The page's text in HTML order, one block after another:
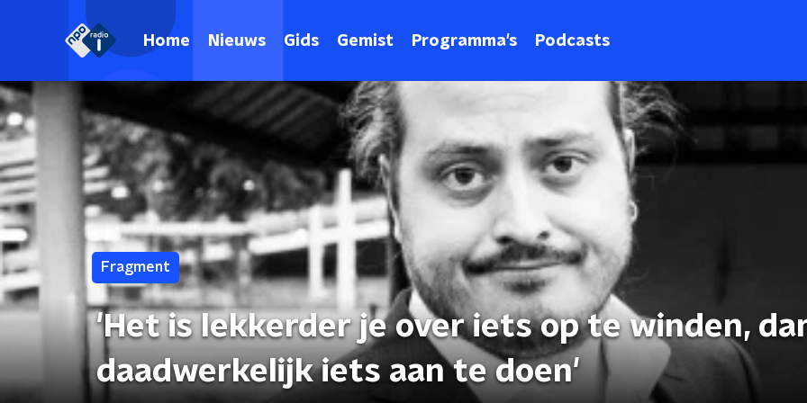
Home Nieuws Gids Gemist Programma's Podcasts
Fragment
'Het is lekkerder je over iets op te winden,
daadwerkelijk iets aan te doen'